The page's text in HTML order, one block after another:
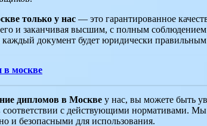
только у нас — это гарантированное
и заканчивая высшим, с полным
каждый документ будет юридически
в москве
дипломов в Москве у нас, вы можете быть
с действующими нормативами.
и безопасными для использования.